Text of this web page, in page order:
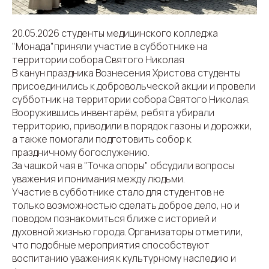
20.05.2026 студенты медицинского колледжа
"Монада"приняли участие в субботнике на
территории собора Святого Николая
В канун праздника Вознесения Христова студенты
присоединились к добровольческой акции и провели
субботник на территории собора Святого Николая.
Вооружившись инвентарём, ребята убирали
территорию, приводили в порядок газоны и дорожки,
а также помогали подготовить собор к
праздничному богослужению.
За чашкой чая в "Точка опоры" обсудили вопросы
уважения и понимания между людьми.
Участие в субботнике стало для студентов не
только возможностью сделать доброе дело, но и
поводом познакомиться ближе с историей и
духовной жизнью города. Организаторы отметили,
что подобные мероприятия способствуют
воспитанию уважения к культурному наследию и